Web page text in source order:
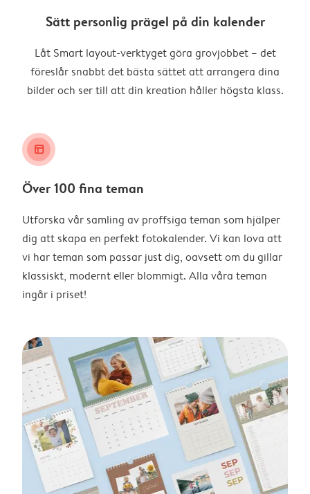
Sätt personlig prägel på din kalender
Låt Smart layout-verktyget göra grovjobbet – det
föreslår snabbt det bästa sättet att arrangera dina
bilder och ser till att din kreation håller högsta klass.
layout_alt
Över 100 fina teman
Utforska vår samling av proffsiga teman som hjälper
dig att skapa en perfekt fotokalender. Vi kan lova att
vi har teman som passar just dig, oavsett om du gillar
klassiskt, modernt eller blommigt. Alla våra teman
ingår i priset!